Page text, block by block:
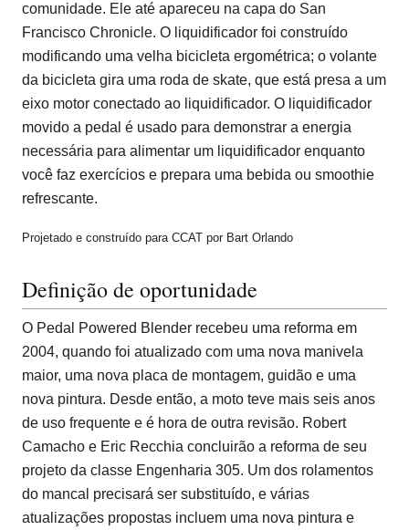
comunidade. Ele até apareceu na capa do San
Francisco Chronicle. O liquidificador foi construído
modificando uma velha bicicleta ergométrica; o volante
da bicicleta gira uma roda de skate, que está presa a um
eixo motor conectado ao liquidificador. O liquidificador
movido a pedal é usado para demonstrar a energia
necessária para alimentar um liquidificador enquanto
você faz exercícios e prepara uma bebida ou smoothie
refrescante.
Projetado e construído para CCAT por Bart Orlando
Definição de oportunidade
O Pedal Powered Blender recebeu uma reforma em
2004, quando foi atualizado com uma nova manivela
maior, uma nova placa de montagem, guidão e uma
nova pintura. Desde então, a moto teve mais seis anos
de uso frequente e é hora de outra revisão. Robert
Camacho e Eric Recchia concluirão a reforma de seu
projeto da classe Engenharia 305. Um dos rolamentos
do mancal precisará ser substituído, e várias
atualizações propostas incluem uma nova pintura e